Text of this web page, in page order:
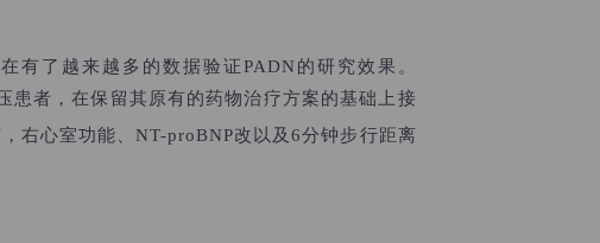
有了越来越多的数据验证PADN的研究效果。
患者，在保留其原有的药物治疗方案的基础上接
，右心室功能、NT-proBNP改以及6分钟步行距离